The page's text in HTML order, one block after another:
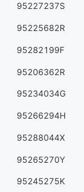
95227237S
95225682R
95282199F
95206362R
95234034G
95266294H
95288044X
95265270Y
95245275K